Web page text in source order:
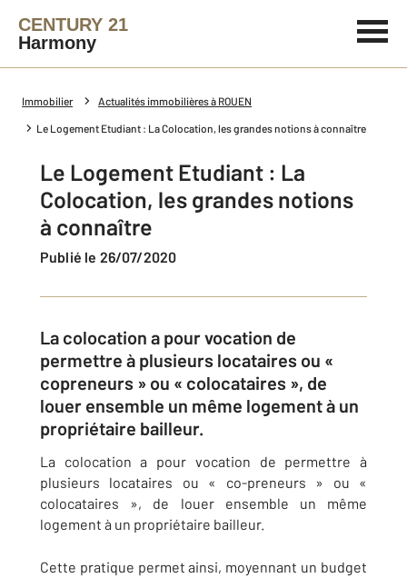
CENTURY 21
Harmony
Immobilier Actualités immobilières à ROUEN
Le Logement Etudiant : La Colocation, les grandes notions à connaître
Le Logement Etudiant : La
Colocation, les grandes notions
à connaître
Publié le 26/07/2020
La colocation a pour vocation de
permettre à plusieurs locataires ou «
copreneurs » ou « colocataires », de
louer ensemble un même logement à un
propriétaire bailleur.
La colocation a pour vocation de permettre à
plusieurs locataires ou « co-preneurs » ou «
colocataires », de louer ensemble un même
logement à un propriétaire bailleur.
Cette pratique permet ainsi, moyennant un budget